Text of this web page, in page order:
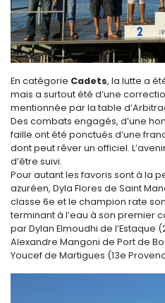
En catégorie Cadets, la lutte a
mais a surtout été d’une
mentionnée par la table
Des combats engagés, d’une
faille ont été ponctués d’une
dont peut rêver un officiel.
d’être suivi.
Pour autant les favoris sont à la
azuréen, Dyla Flores de Saint
classe 6e et le champion rate
terminant à l’eau à son premier
par Dylan Elmoudhi de l’Estaque
Alexandre Mangoni de Port de
Youcef de Martigues (13e